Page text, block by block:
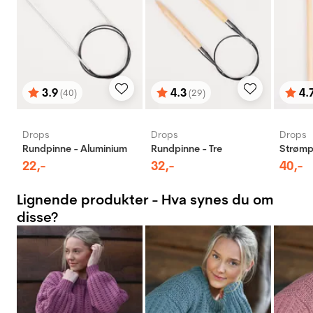
Karakter:
3.9(40)
av 5 mulige
Drops
Rundpinne - Aluminium
22,-
Karakter:
4.3(29)
av 5 mulige
Drops
Rundpinne - Tre
32,-
av 5
Drops
40,-
Lignende produkter - Hva synes du om
disse?